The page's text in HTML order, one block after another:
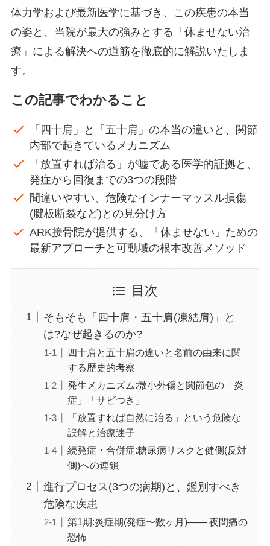
体力学および最新医学に基づき、この疾患の本当
の姿と、当院が最大の強みとする「休ませない治
療」による解決への道筋を徹底的に解説いたしま
す。
この記事でわかること
「四十肩」と「五十肩」の本当の違いと、関節
内部で起きているメカニズム
「放置すれば治る」が嘘である医学的証拠と、
発症から回復までの3つの段階
間違いやすい、危険なインナーマッスル損傷
(腱板断裂など)との見分け方
ARK接骨院が提供する、「休ませない」ための
最新アプローチと可動域の根本改善メソッド
目次
そもそも「四十肩・五十肩(凍結肩)」と
は?なぜ起きるのか?
四十肩と五十肩の違いと名前の由来に関
する歴史的考察
発生メカニズム:微小外傷と関節包の「炎
症」「サビつき」
「放置すれば自然に治る」という危険な
誤解と治療迷子
続発症・合併症:糖尿病リスクと健側(反対
側)への連鎖
進行プロセス(3つの病期)と、鑑別すべき
危険な疾患
第1期:炎症期(発症〜数ヶ月)―― 夜間痛の
恐怖